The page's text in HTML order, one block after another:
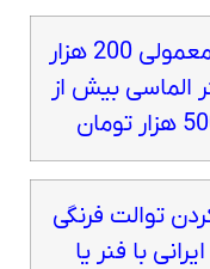
فنر معمولی 200 هزار
الماسی بیش از
تومان
توالت فرنگی
با فنر یا